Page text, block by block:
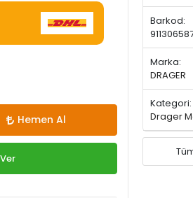
Hemen Al
Barkod:
Marka:
DRAGER
Kategori:
Drager